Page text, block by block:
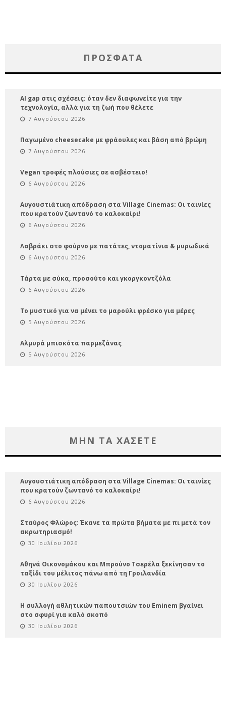
ΠΡΌΣΦΑΤΑ
AI gap στις σχέσεις: όταν δεν διαφωνείτε για την
τεχνολογία, αλλά για τη ζωή που θέλετε
7 Αυγούστου 2026
Παγωμένο cheesecake με φράουλες και βάση από βρώμη
7 Αυγούστου 2026
Vegan τροφές πλούσιες σε ασβέστειο!
6 Αυγούστου 2026
Αυγουστιάτικη απόδραση στα Village Cinemas: Οι ταινίες
που κρατούν ζωντανό το καλοκαίρι!
6 Αυγούστου 2026
Λαβράκι στο φούρνο με πατάτες, ντοματίνια & μυρωδικά
6 Αυγούστου 2026
Τάρτα με σύκα, προσούτο και γκοργκοντζόλα
6 Αυγούστου 2026
Το μυστικό για να μένει το μαρούλι φρέσκο για μέρες
5 Αυγούστου 2026
Αλμυρά μπισκότα παρμεζάνας
5 Αυγούστου 2026
ΜΗΝ ΤΑ ΧΑΣΕΤΕ
Αυγουστιάτικη απόδραση στα Village Cinemas: Οι ταινίες
που κρατούν ζωντανό το καλοκαίρι!
6 Αυγούστου 2026
Σταύρος Φλώρος: Έκανε τα πρώτα βήματα με πι μετά τον
ακρωτηριασμό!
30 Ιουλίου 2026
Αθηνά Οικονομάκου και Μπρούνο Τσερέλα ξεκίνησαν το
ταξίδι του μέλιτος πάνω από τη Γροιλανδία
30 Ιουλίου 2026
Η συλλογή αθλητικών παπουτσιών του Eminem βγαίνει
στο σφυρί για καλό σκοπό
30 Ιουλίου 2026